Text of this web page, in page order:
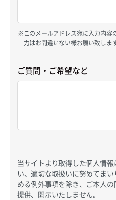
このメールアドレス宛に入力内容
力はお間違いない様お願い致します
ご質問・ご希望など
当サイトより取得した個人情報
い、適切な取扱いに努めてま
める例外事項を除き、ご本人
提供、開示いたしません。